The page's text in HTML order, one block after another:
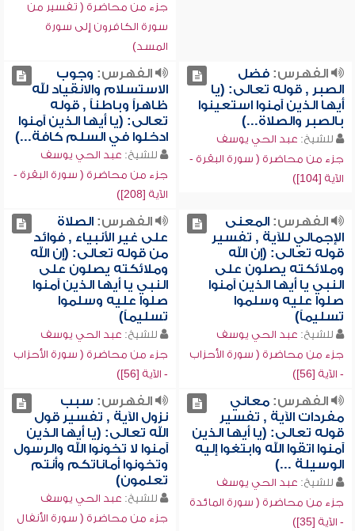
جزء من محاضرة ( تفسير من
سورة الكافرون إلى سورة
المسد)
الفهرس:فضل
الصبر , قوله تعالى: (يا
أيها الذين آمنوا استعينوا
بالصبر والصلاة...)
للشيخ: عبد الحي يوسف
جزء من محاضرة ( سورة البقرة -
الآية [104])
الفهرس: وجوب
الاستسلام والانقياد لله
ظاهراً وباطناً , قوله
تعالى: (يا أيها الذين آمنوا
ادخلوا في السلم كافة...)
للشيخ: عبد الحي يوسف
جزء من محاضرة ( سورة البقرة -
الآية [208])
الفهرس:المعنى
الإجمالي للآية , تفسير
قوله تعالى: (إن الله
وملائكته يصلون على
النبي يا أيها الذين آمنوا
صلوا عليه وسلموا
تسليماً)
للشيخ: عبد الحي يوسف
جزء من محاضرة ( سورة الأحزاب
- الآية [56])
الفهرس:الصلاة
على غير الأنبياء , فوائد
من قوله تعالى: (إن الله
وملائكته يصلون على
النبي يا أيها الذين آمنوا
صلوا عليه وسلموا
تسليماً)
للشيخ: عبد الحي يوسف
جزء من محاضرة ( سورة الأحزاب
- الآية [56])
الفهرس:معاني
مفردات الآية , تفسير
قوله تعالى: (يا أيها الذين
آمنوا اتقوا الله وابتغوا إليه
الوسيلة ...)
للشيخ: عبد الحي يوسف
جزء من محاضرة ( سورة المائدة
- الآية [35])
الفهرس: سبب
نزول الآية , تفسير قول
الله تعالى: (يا أيها الذين
آمنوا لا تخونوا الله والرسول
وتخونوا أماناتكم وأنتم
تعلمون)
للشيخ: عبد الحي يوسف
جزء من محاضرة ( سورة الأنفال